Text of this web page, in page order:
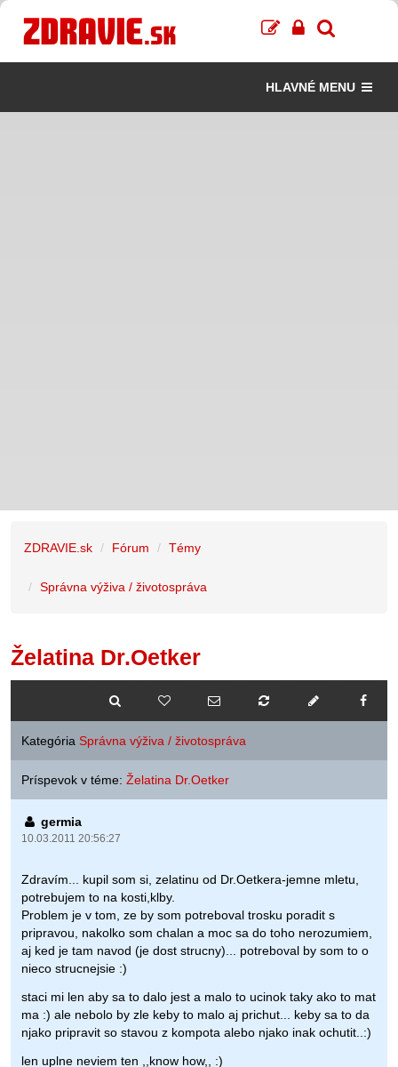
HLAVNÉ MENU
ZDRAVIE.sk Fórum Témy
Správna výživa / životospráva
Želatina Dr.Oetker
Kategória Správna výživa / životospráva
Príspevok v téme: Želatina Dr.Oetker
germia
10.03.2011 20:56:27
Zdravím... kupil som si, zelatinu od Dr.Oetkera-jemne mletu,
potrebujem to na kosti,klby.
Problem je v tom, ze by som potreboval trosku poradit s
pripravou, nakolko som chalan a moc sa do toho nerozumiem,
aj ked je tam navod (je dost strucny)... potreboval by som to o
nieco strucnejsie :)
staci mi len aby sa to dalo jest a malo to ucinok taky ako to mat
ma :) ale nebolo by zle keby to malo aj prichut... keby sa to da
njako pripravit so stavou z kompota alebo njako inak ochutit..:)
len uplne neviem ten ,,know how,, :)